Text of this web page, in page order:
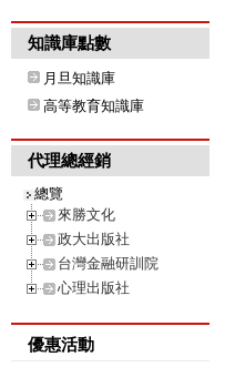
知識庫點數
月旦知識庫
高等教育知識庫
代理總經銷
總覽
來勝文化
政大出版社
台灣金融研訓院
心理出版社
優惠活動